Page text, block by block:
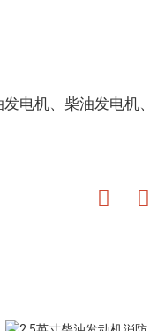
电机、柴油发电机、